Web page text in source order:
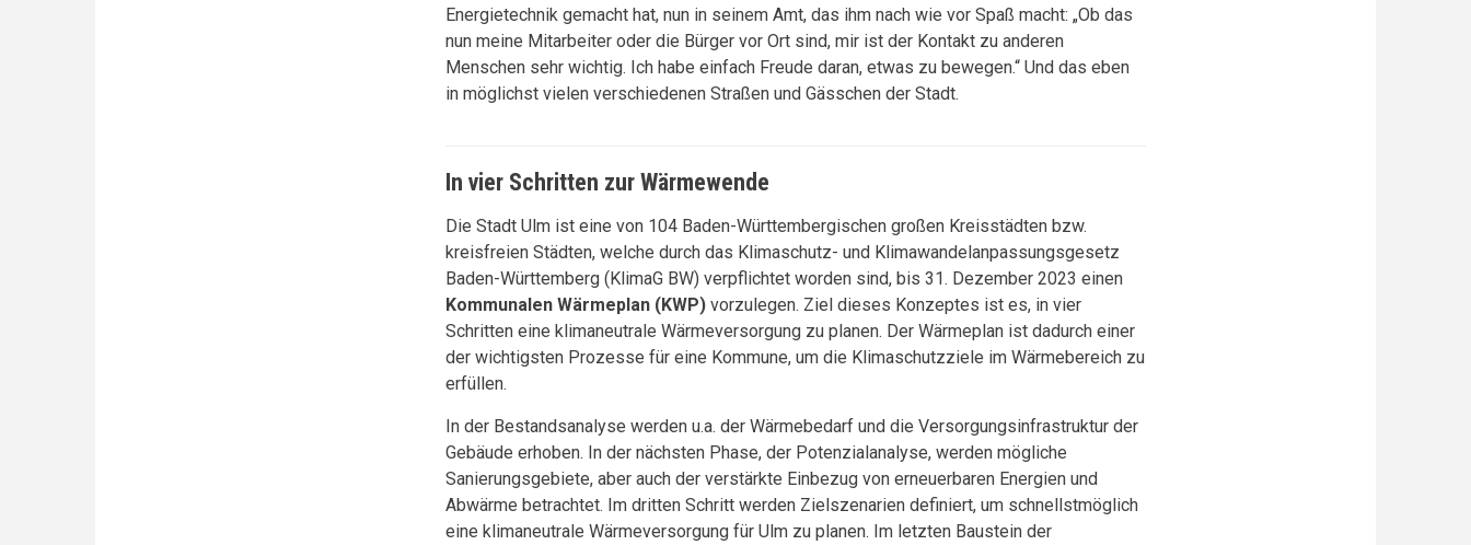
Energietechnik gemacht hat, nun in seinem Amt, das ihm nach wie vor Spaß macht: „Ob das
nun meine Mitarbeiter oder die Bürger vor Ort sind, mir ist der Kontakt zu anderen
Menschen sehr wichtig. Ich habe einfach Freude daran, etwas zu bewegen.“ Und das eben
in möglichst vielen verschiedenen Straßen und Gässchen der Stadt.
In vier Schritten zur Wärmewende
Die Stadt Ulm ist eine von 104 Baden-Württembergischen großen Kreisstädten bzw.
kreisfreien Städten, welche durch das Klimaschutz- und Klimawandelanpassungsgesetz
Baden-Württemberg (KlimaG BW) verpflichtet worden sind, bis 31. Dezember 2023 einen
Kommunalen Wärmeplan (KWP) vorzulegen. Ziel dieses Konzeptes ist es, in vier
Schritten eine klimaneutrale Wärmeversorgung zu planen. Der Wärmeplan ist dadurch einer
der wichtigsten Prozesse für eine Kommune, um die Klimaschutzziele im Wärmebereich zu
erfüllen.
In der Bestandsanalyse werden u.a. der Wärmebedarf und die Versorgungsinfrastruktur der
Gebäude erhoben. In der nächsten Phase, der Potenzialanalyse, werden mögliche
Sanierungsgebiete, aber auch der verstärkte Einbezug von erneuerbaren Energien und
Abwärme betrachtet. Im dritten Schritt werden Zielszenarien definiert, um schnellstmöglich
eine klimaneutrale Wärmeversorgung für Ulm zu planen. Im letzten Baustein der